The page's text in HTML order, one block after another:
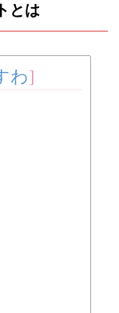
とは
わ]